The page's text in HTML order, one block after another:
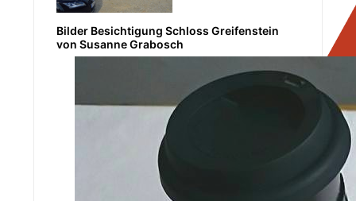
Bilder Besichtigung Schloss Greifenstein
von Susanne Grabosch